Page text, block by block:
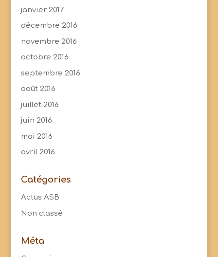
janvier 2017
décembre 2016
novembre 2016
octobre 2016
septembre 2016
août 2016
juillet 2016
juin 2016
mai 2016
avril 2016
Catégories
Actus ASB
Non classé
Méta